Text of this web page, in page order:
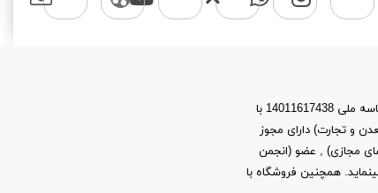
اسپرت مایکت یک برند با نام حقوقی پیشتازان آروین نیتا به شماره ثبت 603944 و شناسه ملی 14011617438 با
و تجارت) دارای مجوز
فرهنگ و هنر در فضای مجازی) , عضو (انجمن
اینترنتی استان تهران) به شماره ثبت 2361 فعالیت مینماید. همچنین فروشگاه با